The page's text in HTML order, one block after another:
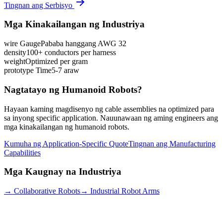
Tingnan ang Serbisyo
Mga Kinakailangan ng Industriya
wire GaugePababa hanggang AWG 32
density100+ conductors per harness
weightOptimized per gram
prototype Time5-7 araw
Nagtatayo ng Humanoid Robots?
Hayaan kaming magdisenyo ng cable assemblies na optimized para
sa inyong specific application. Nauunawaan ng aming engineers ang
mga kinakailangan ng humanoid robots.
Kumuha ng Application-Specific QuoteTingnan ang Manufacturing
Capabilities
Mga Kaugnay na Industriya
→ Collaborative Robots→ Industrial Robot Arms